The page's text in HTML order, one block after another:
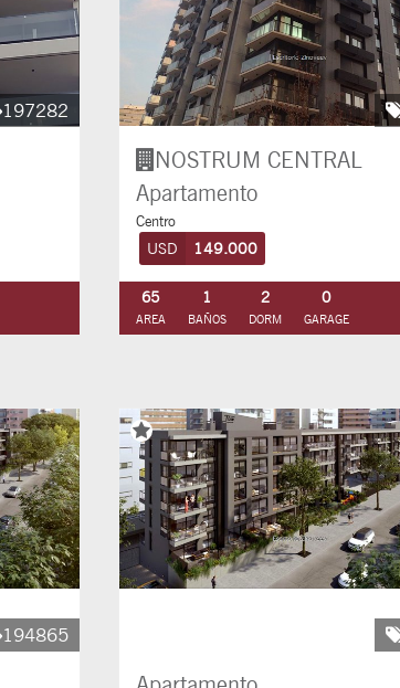
197282
NOSTRUM CENTRAL
Apartamento
Centro
USD 149.000
65
AREA
1
BAÑOS
2
DORM
0
GARAGE
194865